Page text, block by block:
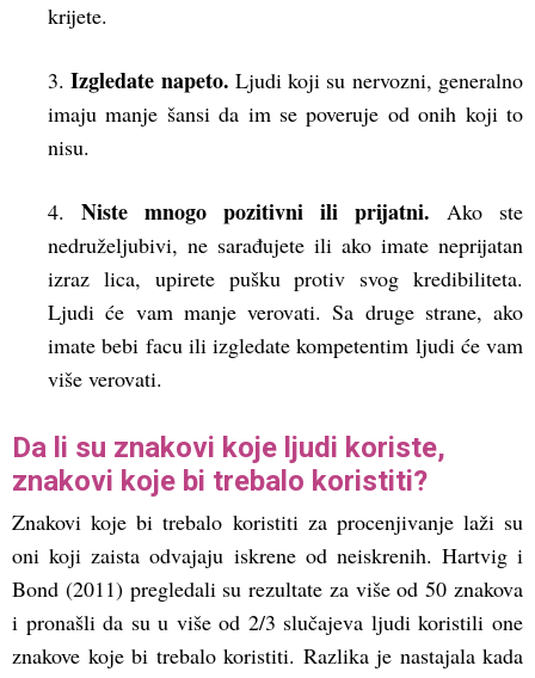
krijete.
3.Izgledate napeto. Ljudi koji su nervozni, generalno
imaju manje šansi da im se poveruje od onih koji to
nisu.
4. Niste mnogo pozitivni ili prijatni. Ako ste
nedruželjubivi, ne sarađujete ili ako imate neprijatan
izraz lica, upirete pušku protiv svog kredibiliteta.
Ljudi će vam manje verovati. Sa druge strane, ako
imate bebi facu ili izgledate kompetentim ljudi će vam
više verovati.
Da li su znakovi koje ljudi koriste,
znakovi koje bi trebalo koristiti?
Znakovi koje bi trebalo koristiti za procenjivanje laži su
oni koji zaista odvajaju iskrene od neiskrenih. Hartvig i
Bond (2011) pregledali su rezultate za više od 50 znakova
i pronašli da su u više od 2/3 slučajeva ljudi koristili one
znakove koje bi trebalo koristiti. Razlika je nastajala kada